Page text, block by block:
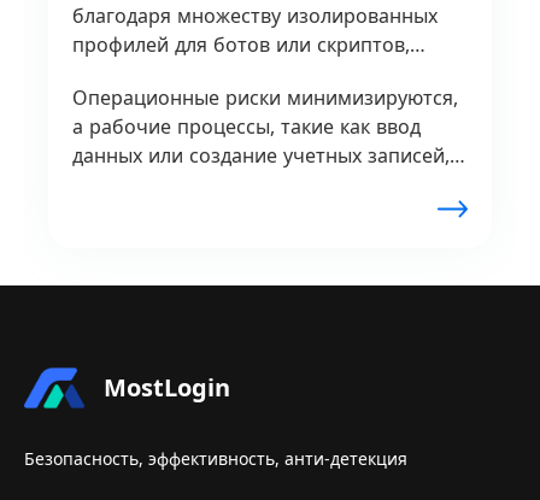
благодаря множеству изолированных
профилей для ботов или скриптов,
Операционные риски минимизируются,
а рабочие процессы, такие как ввод
данных или создание учетных записей,
MostLogin
Безопасность, эффективность, анти-детекция